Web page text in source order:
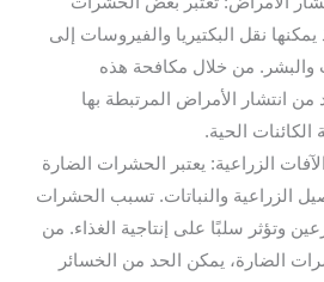
نقل البكتيريا والفيروسات إلى
والبشر. من خلال مكافحة هذه
من انتشار الأمراض المرتبطة بها
الحية.
الزراعية: يعتبر الحشرات الضارة
الزراعية والنباتات. تسبب الحشرات
وتؤثر سلبًا على إنتاجية الغذاء. من
الضارة، يمكن الحد من الخسائر